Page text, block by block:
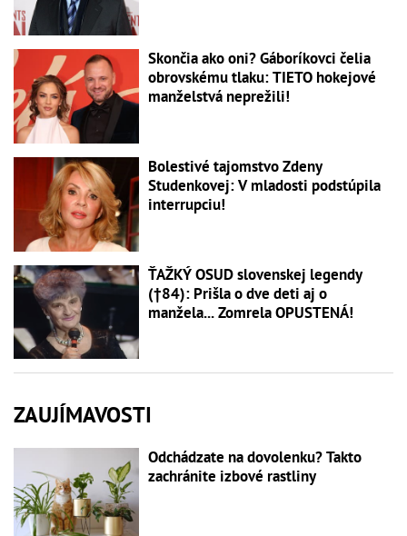
Skončia ako oni? Gáboríkovci čelia
obrovskému tlaku: TIETO hokejové
manželstvá neprežili!
Bolestivé tajomstvo Zdeny
Studenkovej: V mladosti podstúpila
interrupciu!
ŤAŽKÝ OSUD slovenskej legendy
(†84): Prišla o dve deti aj o
manžela... Zomrela OPUSTENÁ!
ZAUJÍMAVOSTI
Odchádzate na dovolenku? Takto
zachránite izbové rastliny